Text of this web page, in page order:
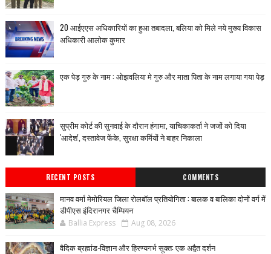
20 आईएएस अधिकारियों का हुआ तबादला, बलिया को मिले नये मुख्य विकास
अधिकारी आलोक कुमार
एक पेड़ गुरु के नाम : ओझवलिया मे गुरु और माता पिता के नाम लगाया गया पेड़
सुप्रीम कोर्ट की सुनवाई के दौरान हंगामा, याचिकाकर्ता ने जजों को दिया
'आदेश', दस्तावेज फेंके, सुरक्षा कर्मियों ने बाहर निकाला
RECENT POSTS COMMENTS
मानव वर्मा मेमोरियल जिला रोलबॉल प्रतियोगिता : बालक व बालिका दोनों वर्ग में
डीपीएस इंदिरानगर चैम्पियन
Ballia Express Aug 08, 2026
वैदिक ब्रह्मांड-विज्ञान और हिरण्यगर्भ सूक्त: एक अद्वैत दर्शन